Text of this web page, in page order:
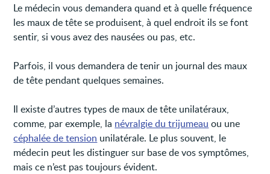
Le médecin vous demandera quand et à quelle fréquence
les maux de tête se produisent, à quel endroit ils se font
sentir, si vous avez des nausées ou pas, etc.
Parfois, il vous demandera de tenir un journal des maux
de tête pendant quelques semaines.
Il existe d’autres types de maux de tête unilatéraux,
comme, par exemple, la névralgie du trijumeau ou une
céphalée de tension unilatérale. Le plus souvent, le
médecin peut les distinguer sur base de vos symptômes,
mais ce n’est pas toujours évident.